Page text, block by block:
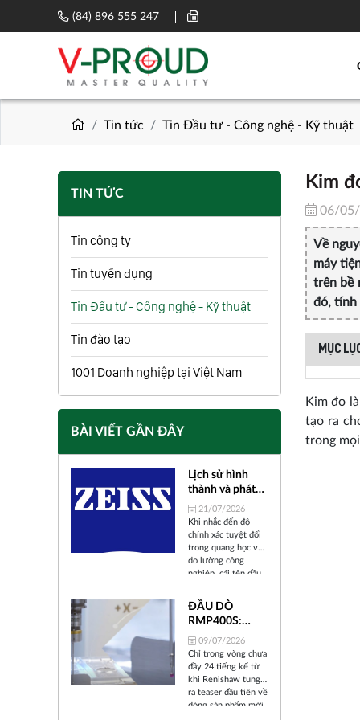
(84) 896 555 247
Tin tức Tin Đầu tư - Công nghệ - Kỹ thuật
TIN TỨC
Tin công ty
Tin tuyển dụng
Tin Đầu tư - Công nghệ - Kỹ thuật
Tin đào tạo
1001 Doanh nghiệp tại Việt Nam
BÀI VIẾT GẦN ĐÂY
Lịch sử hình
thành và phát
triển của Carl
Zeiss
21/07/2026
Khi nhắc đến độ
chính xác tuyệt đối
trong quang học và
đo lường công
nghiệp, cái tên đầu
tâm trí các kỹ sư và
nhà khoa học trên
toàn thế giới chính
là ZEISS (Carl Zeiss).
Trải qua hơn 175
năm tồn tại và phát
triển, từ một xưởng
cơ khí chính xác nhỏ
bé tại thành phố
ĐẦU DÒ
RMP400S:
BƯỚC TIẾN
"ALL-IN-ONE"
CỦA
RENISHAW
TRONG KỶ
NGUYÊN SẢN
09/07/2026
Chỉ trong vòng chưa
đầy 24 tiếng kể từ
khi Renishaw tung
ra teaser đầu tiên về
dòng sản phẩm mới
Kim
06/
Về
máy
trên bề
đó, tính
MỤC
Kim đo
tạo ra
trong